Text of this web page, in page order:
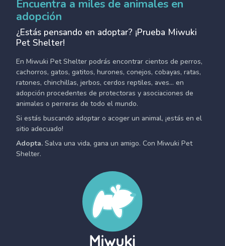
Encuentra a miles de animales en
adopción
¿Estás pensando en adoptar? ¡Prueba Miwuki
Pet Shelter!
En Miwuki Pet Shelter podrás encontrar cientos de perros,
cachorros, gatos, gatitos, hurones, conejos, cobayas, ratas,
ratones, chinchillas, jerbos, cerdos reptiles, aves... en
adopción procedentes de protectoras y asociaciones de
animales o perreras de todo el mundo.
Si estás buscando adoptar o acoger un animal, ¡estás en el
sitio adecuado!
Adopta. Salva una vida, gana un amigo. Con Miwuki Pet
Shelter.